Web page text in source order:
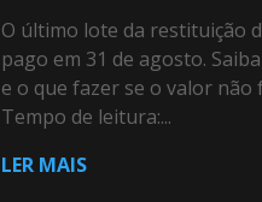
O último lote da restituição
pago em 31 de agosto.
e o que fazer se o valor não
Tempo de leitura:...
LER MAIS